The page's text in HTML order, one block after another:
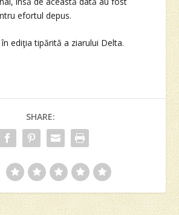
efortul depus.
ediţia tipărită a ziarului Delta.
SHARE: